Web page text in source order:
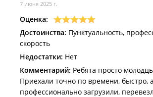
7 июня 2025 г.
Оценка:
Достоинства: Пунктуальность,
скорость
Недостатки: Нет
Комментарий: Ребята просто
Приехали точно по времени, быстро,
профессионально загрузили,